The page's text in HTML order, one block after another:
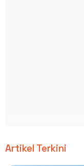
Artikel Terkini